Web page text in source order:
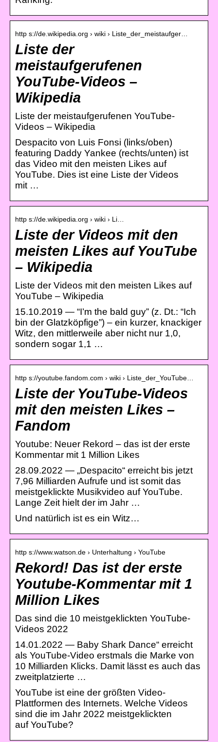
http s://de.wikipedia.org › wiki › Liste_der_meistaufger…
Liste der
meistaufgerufenen
YouTube-Videos –
Wikipedia
Liste der meistaufgerufenen YouTube-
Videos – Wikipedia
Despacito von Luis Fonsi (links/oben)
featuring Daddy Yankee (rechts/unten) ist
das Video mit den meisten Likes auf
YouTube. Dies ist eine Liste der Videos
mit …
http s://de.wikipedia.org › wiki › Li…
Liste der Videos mit den
meisten Likes auf YouTube
– Wikipedia
Liste der Videos mit den meisten Likes auf
YouTube – Wikipedia
15.10.2019 — “I’m the bald guy” (z. Dt.: “Ich
bin der Glatzköpfige”) – ein kurzer, knackiger
Witz, den mittlerweile aber nicht nur 1,0,
sondern sogar 1,1 …
http s://youtube.fandom.com › wiki › Liste_der_YouTube…
Liste der YouTube-Videos
mit den meisten Likes –
Fandom
Youtube: Neuer Rekord – das ist der erste
Kommentar mit 1 Million Likes
28.09.2022 — „Despacito“ erreicht bis jetzt
7,96 Milliarden Aufrufe und ist somit das
meistgeklickte Musikvideo auf YouTube.
Lange Zeit hielt der im Jahr …
Und natürlich ist es ein Witz…
http s://www.watson.de › Unterhaltung › YouTube
Rekord! Das ist der erste
Youtube-Kommentar mit 1
Million Likes
Das sind die 10 meistgeklickten YouTube-
Videos 2022
14.01.2022 — Baby Shark Dance“ erreicht
als YouTube-Video erstmals die Marke von
10 Milliarden Klicks. Damit lässt es auch das
zweitplatzierte …
YouTube ist eine der größten Video-
Plattformen des Internets. Welche Videos
sind die im Jahr 2022 meistgeklickten
auf YouTube?